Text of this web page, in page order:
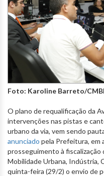
Foto: Karoline Barreto/
O plano de requalificação da
intervenções nas pistas e
urbano da via, vem sendo
anunciado pela Prefeitura, em
prosseguimento à fiscalização
Mobilidade Urbana, Indústria,
quinta-feira (29/2) o envio de